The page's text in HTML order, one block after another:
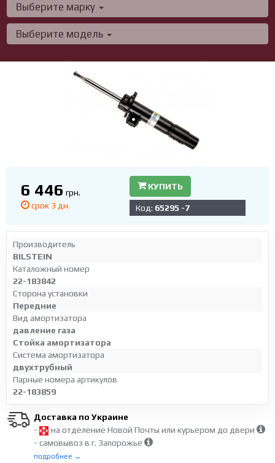
Выберите марку
Выберите модель
6 446 грн.
срок 3 дн.
КУПИТЬ
Код: 65295 -7
Производитель
BILSTEIN
Каталожный номер
22-183842
Сторона установки
Передние
Вид амортизатора
давление газа
Стойка амортизатора
Система амортизатора
двухтрубный
Парные номера артикулов
22-183859
Доставка по Украине
-
на отделение Новой Почты или курьером до двери
- самовывоз в г. Запорожье
подробнее →